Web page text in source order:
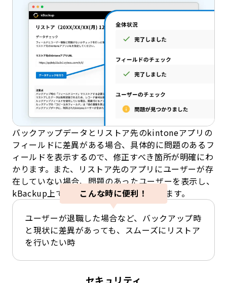
バックアップデータとリストア先のkintoneアプリの
フィールドに差異がある場合、具体的に問題のあるフ
ィールドを表示するので、修正すべき箇所が明確にわ
かります。また、リストア先のアプリにユーザーが存
在していない場合、問題のあったユーザーを表示し、
kBackup上で一括でユーザーを変更できます。
こんな時に便利！
ユーザーが退職した場合など、バックアップ時
と現状に差異があっても、スムーズにリストア
を行いたい時
セキュリティ